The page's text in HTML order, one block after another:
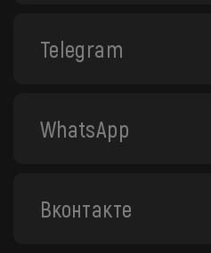
Telegram
WhatsApp
Вконтакте